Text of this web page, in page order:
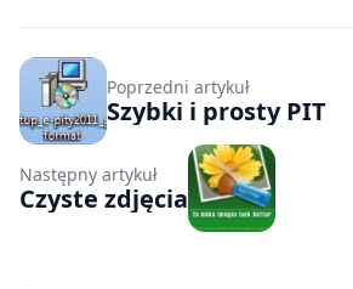
Poprzedni artykuł
Szybki i prosty PIT
Następny artykuł
Czyste zdjęcia